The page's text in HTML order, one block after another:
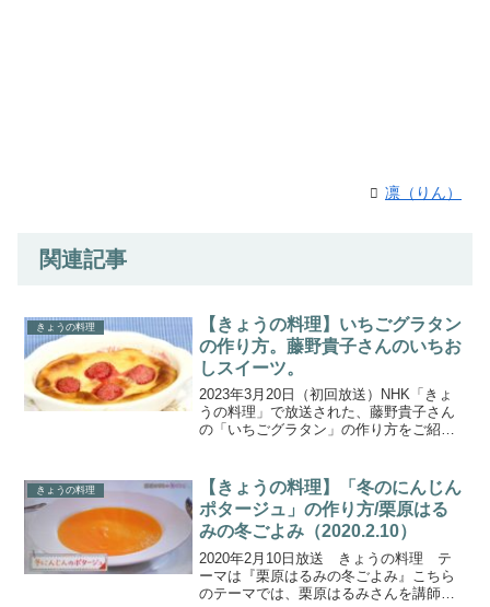
凛（りん）
関連記事
きょうの料理
【きょうの料理】いちごグラタン
の作り方。藤野貴子さんのいちお
しスイーツ。
2023年3月20日（初回放送）NHK「きょ
うの料理」で放送された、藤野貴子さん
の「いちごグラタン」の作り方をご紹介
スイーツで楽しむアイデアを教わりま
す。プリンのような生...
きょうの料理
【きょうの料理】「冬のにんじん
ポタージュ」の作り方/栗原はる
みの冬ごよみ（2020.2.10）
2020年2月10日放送 きょうの料理 テ
ーマは『栗原はるみの冬ごよみ』こちら
のテーマでは、栗原はるみさんを講師に